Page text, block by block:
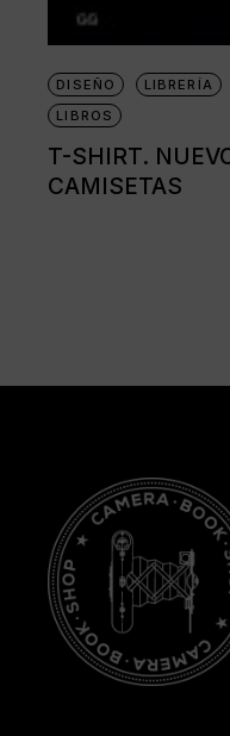
DISEÑO
LIBRERÍA
LIBROS
T-SHIRT.
CAMISETAS